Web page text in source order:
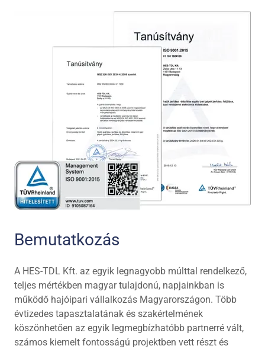
Bemutatkozás
A HES-TDL Kft. az egyik legnagyobb múlttal rendelkező,
teljes mértékben magyar tulajdonú, napjainkban is
működő hajóipari vállalkozás Magyarországon. Több
évtizedes tapasztalatának és szakértelmének
köszönhetően az egyik legmegbízhatóbb partnerré vált,
számos kiemelt fontosságú projektben vett részt és